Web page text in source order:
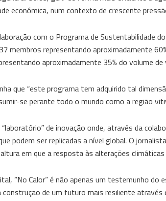
económica, num contexto de crescente
com o Programa de Sustentabilidade
membros representando aproximadamente
aproximadamente 35% do volume de
que “este programa tem adquirido tal
se perante todo o mundo como a região
de inovação onde, através da
podem ser replicadas a nível global. O
em que a resposta às alterações
“No Calor” é não apenas um testemunho do
de um futuro mais resiliente através